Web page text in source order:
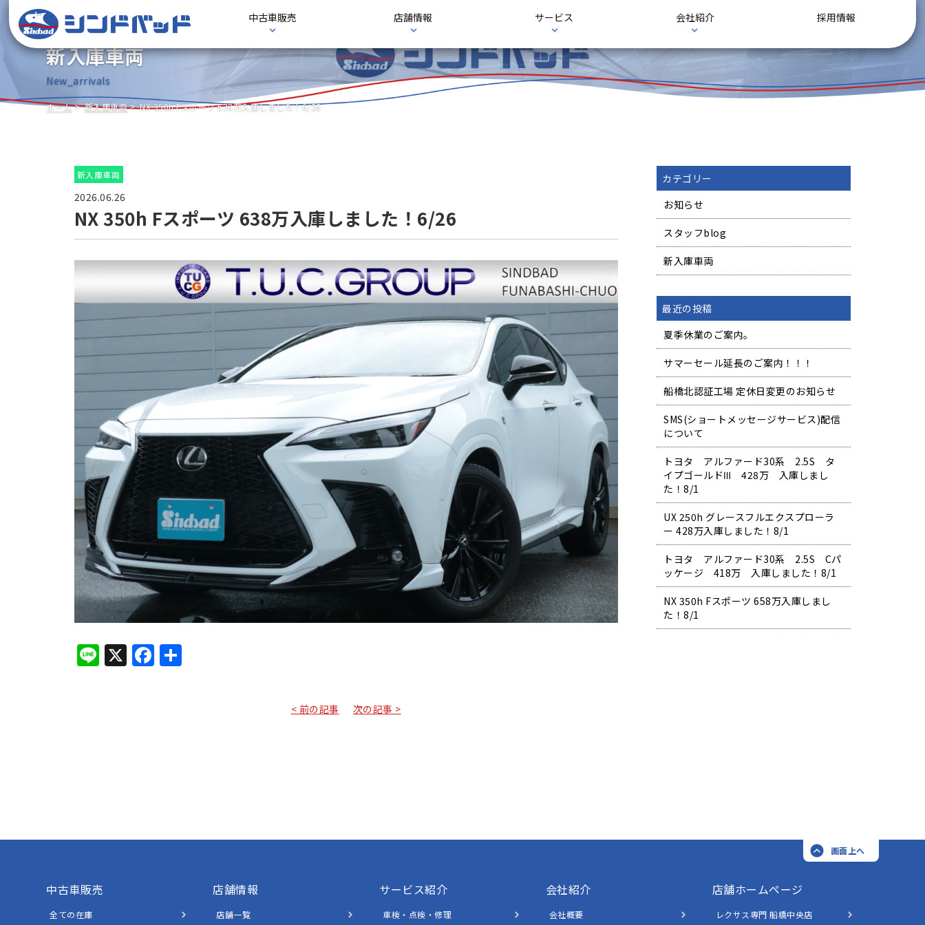
中古車販売 店舗情報 サービス 会社紹介 採用情報
新入庫車両
New_arrivals
ホーム 新入庫車両 NX 350h Fスポーツ 638万入庫しました！6/26
新入庫車両
2026.06.26
NX 350h Fスポーツ 638万入庫しました！6/26
Line
X Facebook
共
< 前の記事 次の記事 >
カテゴリー
お知らせ
スタッフblog
新入庫車両
最近の投稿
夏季休業のご案内。
サマーセール延長のご案内！！！
船橋北認証工場 定休日変更のお知らせ
SMS(ショートメッセージサービス)配信
について
トヨタ アルファード30系 2.5S タ
イプゴールドⅢ 428万 入庫しまし
た！8/1
UX 250h グレースフルエクスプローラ
ー 428万入庫しました！8/1
トヨタ アルファード30系 2.5S Cパ
ッケージ 418万 入庫しました！8/1
NX 350h Fスポーツ 658万入庫しまし
た！8/1
画面上へ
中古車販売
全ての在庫
店舗情報
店舗一覧
サービス紹介
車検・点検・修理
会社紹介
会社概要
店舗ホームページ
レクサス専門 船橋中央店